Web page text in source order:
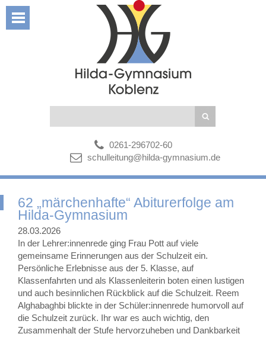
0261-296702-60
schulleitung@hilda-gymnasium.de
62 „märchenhafte“ Abiturerfolge am
Hilda-Gymnasium
28.03.2026
In der Lehrer:innenrede ging Frau Pott auf viele
gemeinsame Erinnerungen aus der Schulzeit ein.
Persönliche Erlebnisse aus der 5. Klasse, auf
Klassenfahrten und als Klassenleiterin boten einen lustigen
und auch besinnlichen Rückblick auf die Schulzeit. Reem
Alghabaghbi blickte in der Schüler:innenrede humorvoll auf
die Schulzeit zurück. Ihr war es auch wichtig, den
Zusammenhalt der Stufe hervorzuheben und Dankbarkeit